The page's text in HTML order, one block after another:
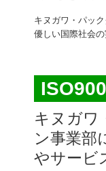
キヌガワ・パッ
優しい国際社会
キヌガワ
ン事業部
やサービ